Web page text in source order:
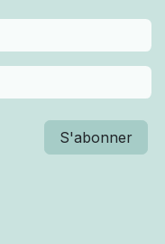
S'abonner